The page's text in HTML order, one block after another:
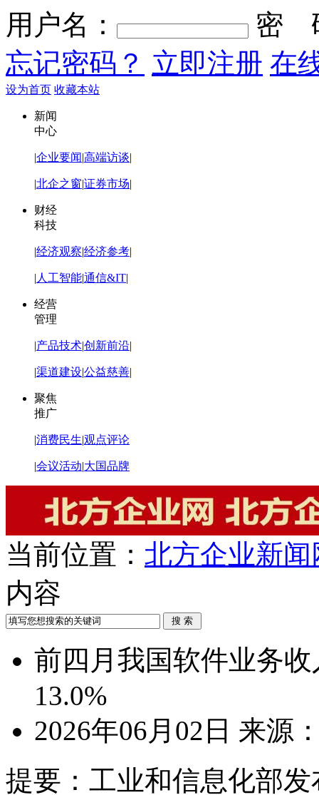
用户名：
密
忘记密码？ 立即注册 在
设为首页 收藏本站
新闻
中心
|企业要闻|高端访谈|
|北企之窗|证券市场|
财经
科技
|经济观察|经济参考|
| 人工智能|通信&IT|
经营
管理
|产品技术|创新前沿|
|渠道建设|公益慈善|
聚焦
推广
|消费民生|观点评论
|会议活动|大国品牌
当前位置： 北方企业新闻
内容
前四月我国软件业务
13.0%
2026年06月02日 来源
提要： 工业和信息化部